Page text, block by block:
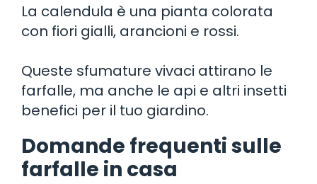
La calendula è una pianta colorata
con fiori gialli, arancioni e rossi.
Queste sfumature vivaci attirano le
farfalle, ma anche le api e altri insetti
benefici per il tuo giardino.
Domande frequenti sulle
farfalle in casa